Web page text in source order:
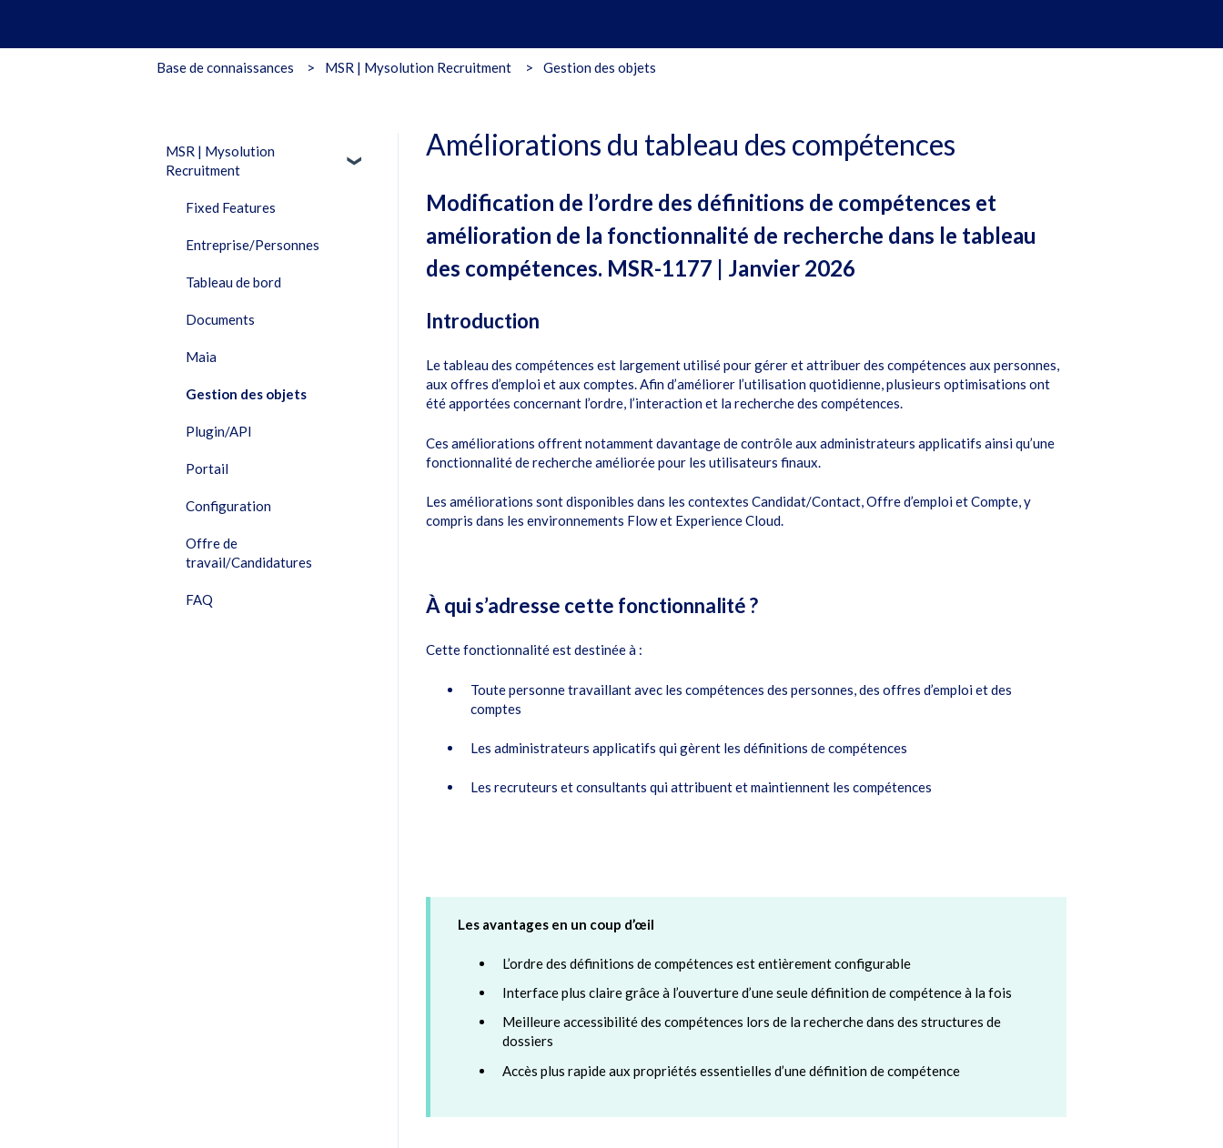
Base de connaissances MSR | Mysolution Recruitment Gestion des objets
Améliorations du tableau des compétences
Modification de l’ordre des définitions de compétences et
amélioration de la fonctionnalité de recherche dans le tableau
des compétences. MSR-1177 | Janvier 2026
Introduction
Le tableau des compétences est largement utilisé pour gérer et attribuer des compétences aux personnes,
aux offres d’emploi et aux comptes. Afin d’améliorer l’utilisation quotidienne, plusieurs optimisations ont
été apportées concernant l’ordre, l’interaction et la recherche des compétences.
Ces améliorations offrent notamment davantage de contrôle aux administrateurs applicatifs ainsi qu’une
fonctionnalité de recherche améliorée pour les utilisateurs finaux.
Les améliorations sont disponibles dans les contextes Candidat/Contact, Offre d’emploi et Compte, y
compris dans les environnements Flow et Experience Cloud.
À qui s’adresse cette fonctionnalité ?
Cette fonctionnalité est destinée à :
Toute personne travaillant avec les compétences des personnes, des offres d’emploi et des
comptes
Les administrateurs applicatifs qui gèrent les définitions de compétences
Les recruteurs et consultants qui attribuent et maintiennent les compétences
Les avantages en un coup d’œil
L’ordre des définitions de compétences est entièrement configurable
Interface plus claire grâce à l’ouverture d’une seule définition de compétence à la fois
Meilleure accessibilité des compétences lors de la recherche dans des structures de
dossiers
Accès plus rapide aux propriétés essentielles d’une définition de compétence
MSR | Mysolution
Recruitment
Fixed Features
Entreprise/Personnes
Tableau de bord
Documents
Maia
Gestion des objets
Plugin/API
Portail
Configuration
Offre de
travail/Candidatures
FAQ